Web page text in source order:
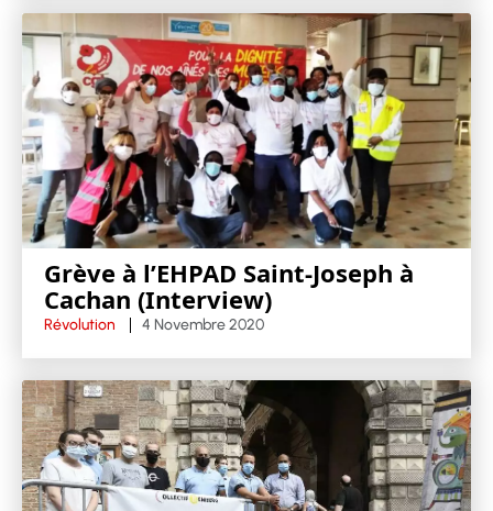
Grève à l’EHPAD Saint-Joseph à
Cachan (Interview)
Révolution 4 Novembre 2020